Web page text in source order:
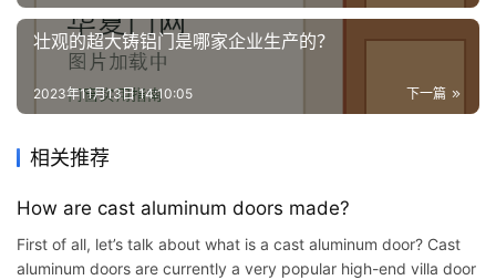
装
维
业
讯
联
壮观的超大铸铝门是哪家企业生产的？
下一篇
2023年11月13日 14:10:05
相关推荐
How are cast aluminum doors made?
First of all, let’s talk about what is a cast aluminum door? Cast
aluminum doors are currently a very popular high-end villa door